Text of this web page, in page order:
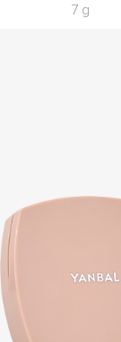
7 g